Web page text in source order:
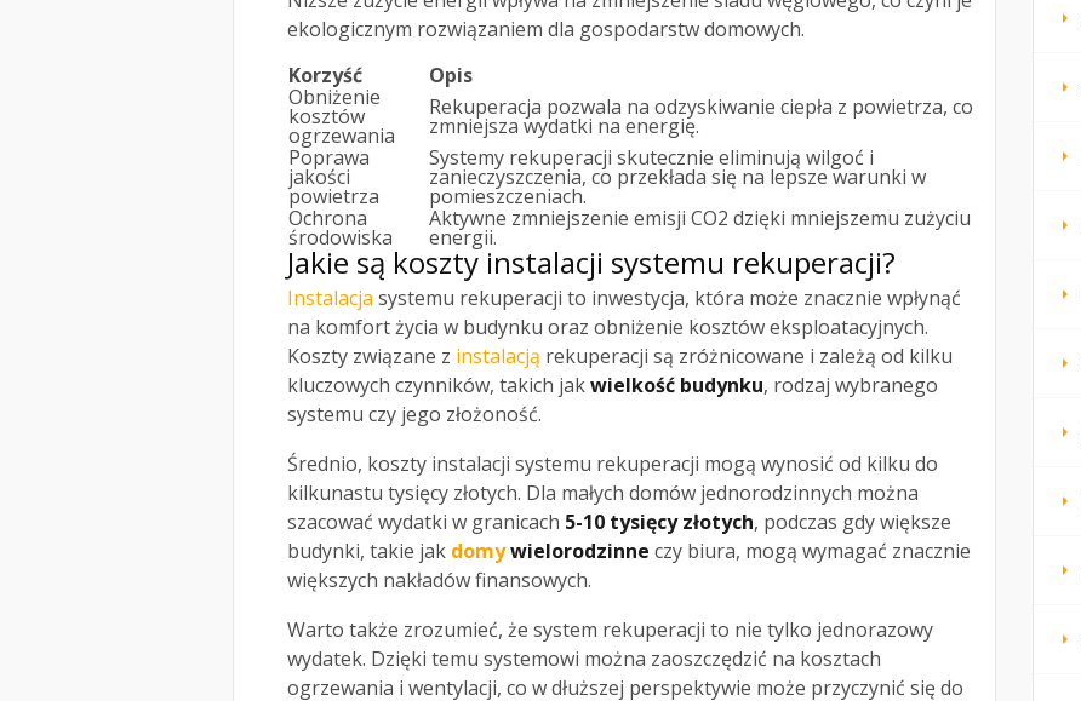
ekologicznym rozwiązaniem dla gospodarstw domowych.
Korzyść
Opis
Obniżenie
kosztów
ogrzewania
Rekuperacja pozwala na odzyskiwanie ciepła z powietrza, co
zmniejsza wydatki na energię.
Poprawa
jakości
powietrza
Systemy rekuperacji skutecznie eliminują wilgoć i
zanieczyszczenia, co przekłada się na lepsze warunki w
pomieszczeniach.
Ochrona
środowiska
Aktywne zmniejszenie emisji CO2 dzięki mniejszemu zużyciu
energii.
Jakie są koszty instalacji systemu rekuperacji?
Instalacja systemu rekuperacji to inwestycja, która może znacznie wpłynąć
na komfort życia w budynku oraz obniżenie kosztów eksploatacyjnych.
Koszty związane z instalacją rekuperacji są zróżnicowane i zależą od kilku
kluczowych czynników, takich jakwielkość budynku, rodzaj wybranego
systemu czy jego złożoność.
Średnio, koszty instalacji systemu rekuperacji mogą wynosić od kilku do
kilkunastu tysięcy złotych. Dla małych domów jednorodzinnych można
szacować wydatki w granicach 5-10 tysięcy złotych, podczas gdy większe
budynki, takie jak domywielorodzinne czy biura, mogą wymagać znacznie
większych nakładów finansowych.
Warto także zrozumieć, że system rekuperacji to nie tylko jednorazowy
wydatek. Dzięki temu systemowi można zaoszczędzić na kosztach
ogrzewania i wentylacji, co w dłuższej perspektywie może przyczynić się do